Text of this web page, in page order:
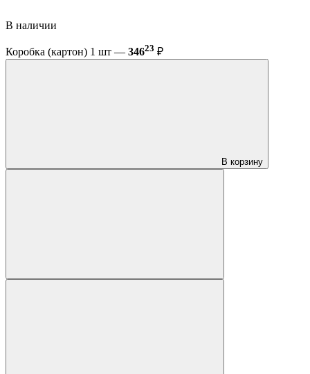
В наличии
Коробка (картон) 1 шт — 34623 ₽
В корзину